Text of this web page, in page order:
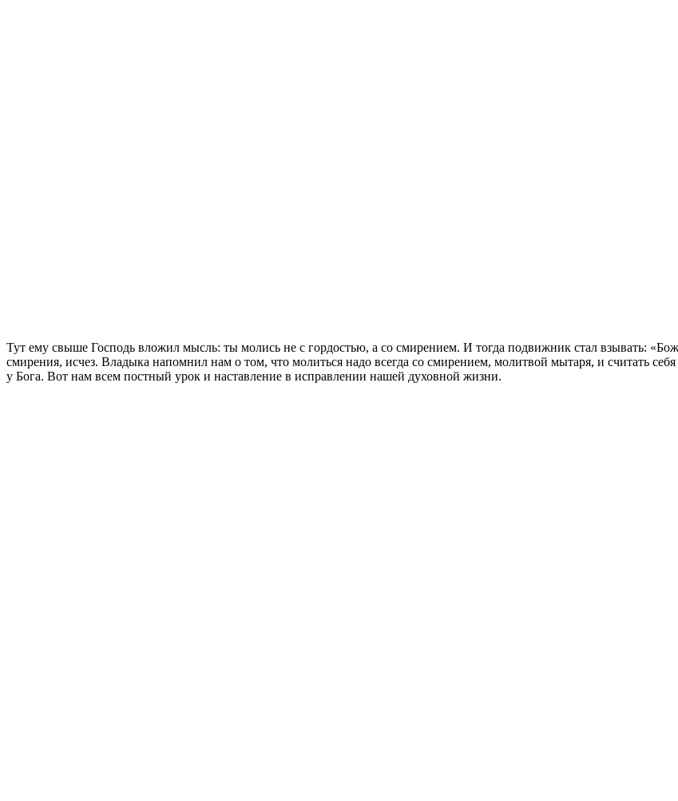
Тут ему свыше Господь вложил мысль: ты молись не с гордостью, а со смирением. И тогда подвижник стал взывать:
смирения, исчез. Владыка напомнил нам о том, что молиться надо всегда со смирением, молитвой мытаря, и считать
у Бога. Вот нам всем постный урок и наставление в исправлении нашей духовной жизни.